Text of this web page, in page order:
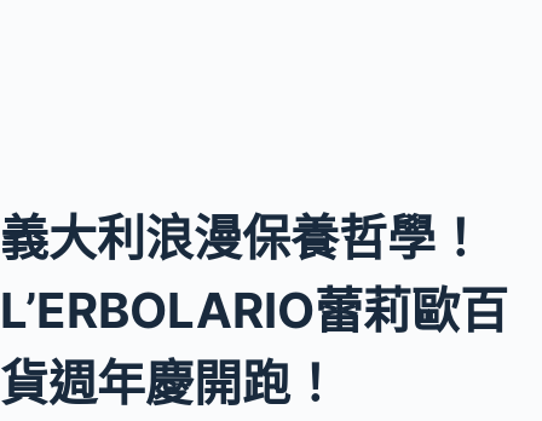
義大利浪漫保養哲學！
L’ERBOLARIO蕾莉歐百
貨週年慶開跑！